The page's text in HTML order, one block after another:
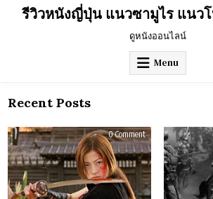
รีวิวหนังญี่ปุ่น แนวซามูไร แนว
ดูหนังออนไลน์
Menu
Recent Posts
0 Commenton
รีวิว
Azumi
(2003)